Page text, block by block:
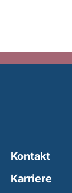
Kontakt
Karriere